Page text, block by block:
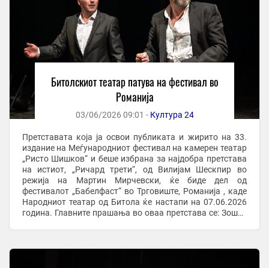
Битолскиот театар патува на фестивал во
Романија
03/06/2026 09:01 - Култура 24
Претставата која ја освои публиката и жирито на 33.
издание на Меѓународниот фестивал на камерен театар
„Ристо Шишков“ и беше избрана за најдобра претстава
на истиот, „Ричард трети“, од Вилијам Шескпир во
режија на Мартин Мирчевски, ќе биде дел од
фестивалот „Бабелфаст“ во Трговиште, Романија , каде
Народниот театар од Битола ќе настапи на 07.06.2026
година. Главните прашања во оваа претстава се: Зошто